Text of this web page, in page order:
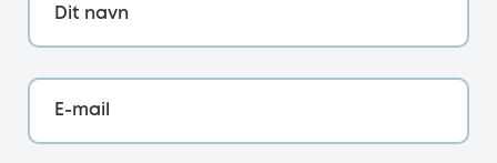
Dit navn
E-mail